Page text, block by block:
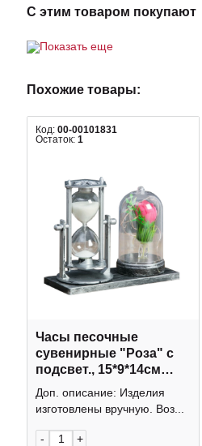
С этим товаром покупают
Показать еще
Похожие товары:
Код: 00-00101831
Остаток: 1
Часы песочные
сувенирные "Роза" с
подсвет., 15*9*14см
4154490
Доп. описание: Изделия
изготовлены вручную. Воз...
- +